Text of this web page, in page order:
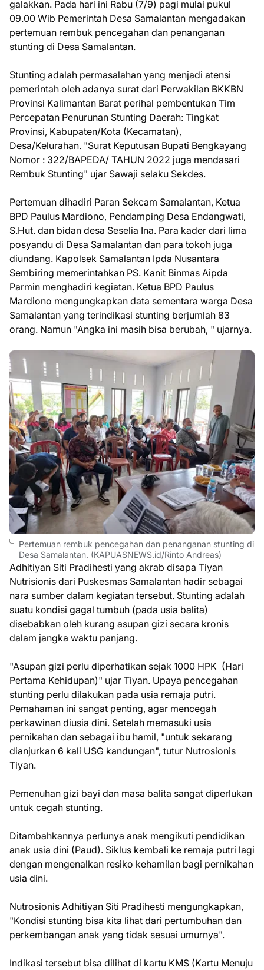
galakkan. Pada hari ini Rabu (7/9) pagi mulai pukul
09.00 Wib Pemerintah Desa Samalantan mengadakan
pertemuan rembuk pencegahan dan penanganan
stunting di Desa Samalantan.
Stunting adalah permasalahan yang menjadi atensi
pemerintah oleh adanya surat dari Perwakilan BKKBN
Provinsi Kalimantan Barat perihal pembentukan Tim
Percepatan Penurunan Stunting Daerah: Tingkat
Provinsi, Kabupaten/Kota (Kecamatan),
Desa/Kelurahan. "Surat Keputusan Bupati Bengkayang
Nomor : 322/BAPEDA/ TAHUN 2022 juga mendasari
Rembuk Stunting" ujar Sawaji selaku Sekdes.
Pertemuan dihadiri Paran Sekcam Samalantan, Ketua
BPD Paulus Mardiono, Pendamping Desa Endangwati,
S.Hut. dan bidan desa Seselia Ina. Para kader dari lima
posyandu di Desa Samalantan dan para tokoh juga
diundang. Kapolsek Samalantan Ipda Nusantara
Sembiring memerintahkan PS. Kanit Binmas Aipda
Parmin menghadiri kegiatan. Ketua BPD Paulus
Mardiono mengungkapkan data sementara warga Desa
Samalantan yang terindikasi stunting berjumlah 83
orang. Namun "Angka ini masih bisa berubah, " ujarnya.
Pertemuan rembuk pencegahan dan penanganan stunting di
Desa Samalantan. (KAPUASNEWS.id/Rinto Andreas)
Adhitiyan Siti Pradihesti yang akrab disapa Tiyan
Nutrisionis dari Puskesmas Samalantan hadir sebagai
nara sumber dalam kegiatan tersebut. Stunting adalah
suatu kondisi gagal tumbuh (pada usia balita)
disebabkan oleh kurang asupan gizi secara kronis
dalam jangka waktu panjang.
"Asupan gizi perlu diperhatikan sejak 1000 HPK (Hari
Pertama Kehidupan)" ujar Tiyan. Upaya pencegahan
stunting perlu dilakukan pada usia remaja putri.
Pemahaman ini sangat penting, agar mencegah
perkawinan diusia dini. Setelah memasuki usia
pernikahan dan sebagai ibu hamil, "untuk sekarang
dianjurkan 6 kali USG kandungan", tutur Nutrosionis
Tiyan.
Pemenuhan gizi bayi dan masa balita sangat diperlukan
untuk cegah stunting.
Ditambahkannya perlunya anak mengikuti pendidikan
anak usia dini (Paud). Siklus kembali ke remaja putri lagi
dengan mengenalkan resiko kehamilan bagi pernikahan
usia dini.
Nutrosionis Adhitiyan Siti Pradihesti mengungkapkan,
"Kondisi stunting bisa kita lihat dari pertumbuhan dan
perkembangan anak yang tidak sesuai umurnya".
Indikasi tersebut bisa dilihat di kartu KMS (Kartu Menuju